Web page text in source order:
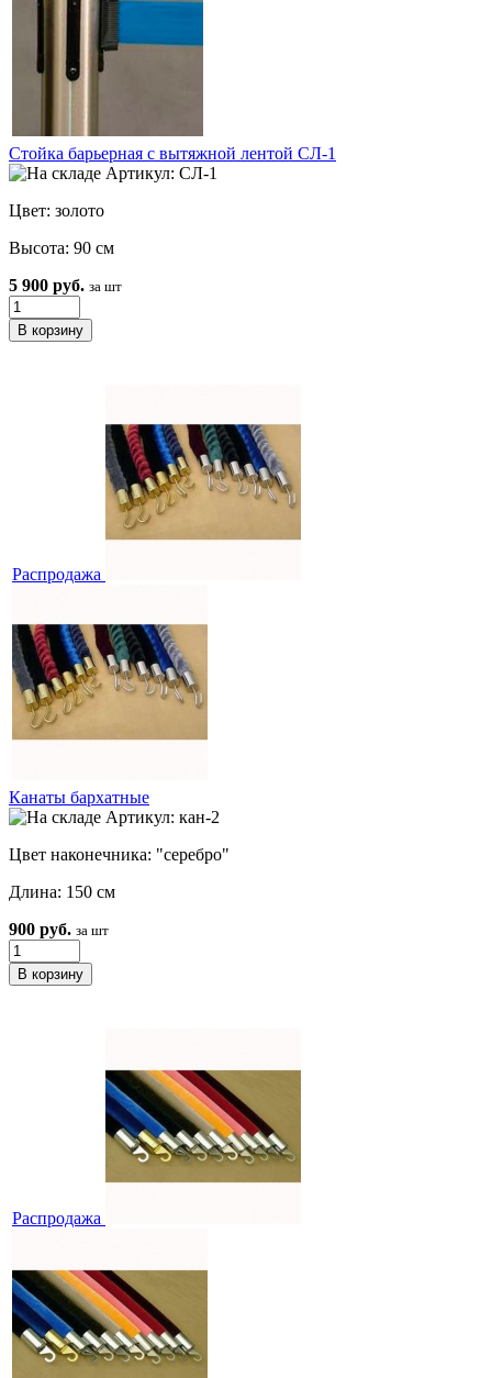
Стойка барьерная с вытяжной лентой СЛ-1
Артикул: СЛ-1
Цвет: золото
Высота: 90 см
5 900 руб. за шт
Распродажа
Канаты бархатные
Артикул: кан-2
Цвет наконечника: "серебро"
Длина: 150 см
900 руб. за шт
Распродажа